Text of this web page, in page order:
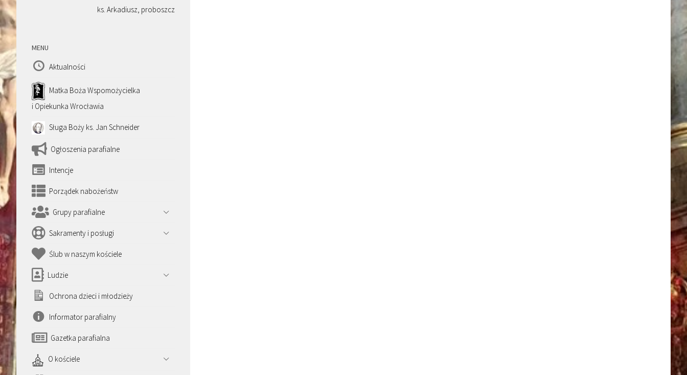
ks. Arkadiusz, proboszcz
MENU
Aktualności
Matka Boża Wspomożycielka
i Opiekunka Wrocławia
Sługa Boży ks. Jan Schneider
Ogłoszenia parafialne
Intencje
Porządek nabożeństw
Grupy parafialne
Sakramenty i posługi
Ślub w naszym kościele
Ludzie
Ochrona dzieci i młodzieży
Informator parafialny
Gazetka parafialna
O kościele